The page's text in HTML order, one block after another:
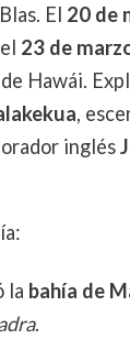
El 20 de
23 de
Hawái.
,
inglés
la bahía de
.